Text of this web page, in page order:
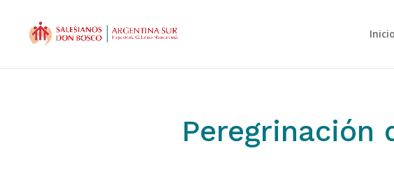
Inicio
Peregrinación